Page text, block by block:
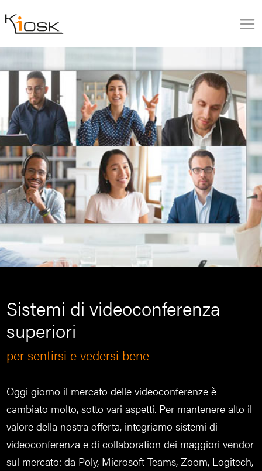
Sistemi di videoconferenza
superiori
per sentirsi e vedersi bene
Oggi giorno il mercato delle videoconferenze è
cambiato molto, sotto vari aspetti. Per mantenere alto il
valore della nostra offerta, integriamo sistemi di
videoconferenza e di collaboration dei maggiori vendor
sul mercato: da Poly, Microsoft Teams, Zoom, Logitech,